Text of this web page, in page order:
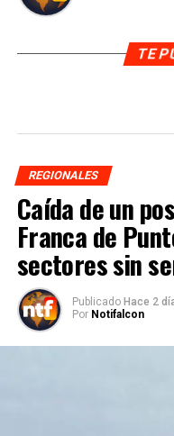
TE
REGIONALES
Caída de un
Franca de
sectores sin
Publicado Hace 2
Por Notifalcon